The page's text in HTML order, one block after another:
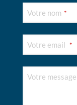
Votre nom *
Votre email *
Business
Votre message